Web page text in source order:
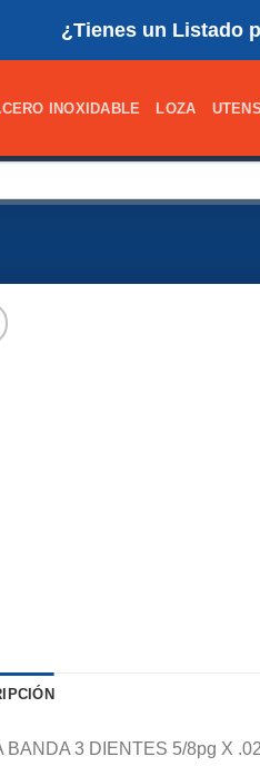
¿Tienes un Listado
INOXIDABLE LOZA
BANDA 3 DIENTES 5/8pg X